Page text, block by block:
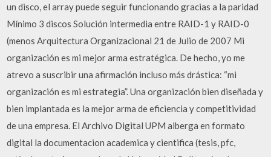
un disco, el array puede seguir funcionando gracias a la paridad
Mínimo 3 discos Solución intermedia entre RAID-1 y RAID-0
(menos Arquitectura Organizacional 21 de Julio de 2007 Mi
organización es mi mejor arma estratégica. De hecho, yo me
atrevo a suscribir una afirmación incluso más drástica: “mi
organización es mi estrategia”. Una organización bien diseñada y
bien implantada es la mejor arma de eficiencia y competitividad
de una empresa. El Archivo Digital UPM alberga en formato
digital la documentacion academica y cientifica (tesis, pfc,